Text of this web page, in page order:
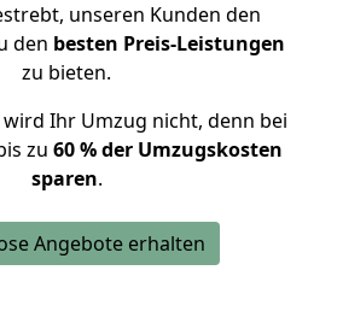
unseren Kunden den
den besten Preis-Leistungen
zu bieten.
Ihr Umzug nicht, denn bei
zu 60 % der Umzugskosten
sparen.
Angebote erhalten